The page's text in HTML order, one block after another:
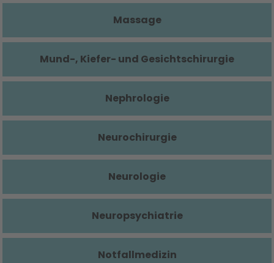
Massage
Mund-, Kiefer- und Gesichtschirurgie
Nephrologie
Neurochirurgie
Neurologie
Neuropsychiatrie
Notfallmedizin